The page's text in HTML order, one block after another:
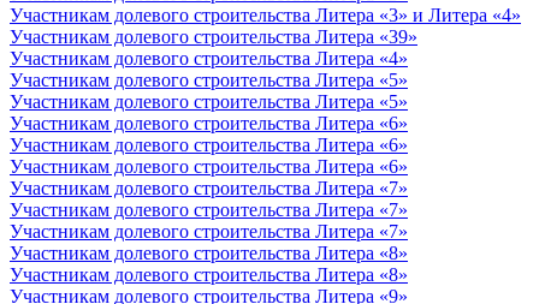
Участникам долевого строительства Литера «3» и Литера «4»
Участникам долевого строительства Литера «39»
Участникам долевого строительства Литера «4»
Участникам долевого строительства Литера «5»
Участникам долевого строительства Литера «5»
Участникам долевого строительства Литера «6»
Участникам долевого строительства Литера «6»
Участникам долевого строительства Литера «6»
Участникам долевого строительства Литера «7»
Участникам долевого строительства Литера «7»
Участникам долевого строительства Литера «7»
Участникам долевого строительства Литера «8»
Участникам долевого строительства Литера «8»
Участникам долевого строительства Литера «9»